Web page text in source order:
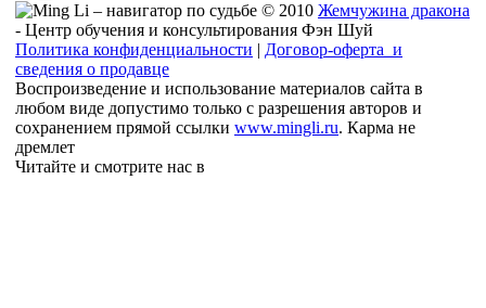
© 2010 Жемчужина дракона
- Центр обучения и консультирования Фэн Шуй
Политика конфиденциальности | Договор-оферта и
сведения о продавце
Воспроизведение и использование материалов сайта в
любом виде допустимо только с разрешения авторов и
сохранением прямой ссылки www.mingli.ru. Карма не
дремлет
Читайте и смотрите нас в